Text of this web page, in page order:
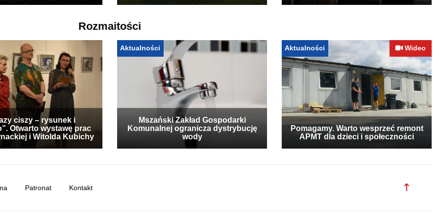
Rozmaitości
ciszy – rysunek i
Otwarto wystawę prac
i Witolda Kubichy
Aktualności
Mszański Zakład Gospodarki
Komunalnej ogranicza dystrybucję
wody
Aktualności Wideo
Pomagamy. Warto wesprzeć remont
APMT dla dzieci i społeczności
Patronat Kontakt